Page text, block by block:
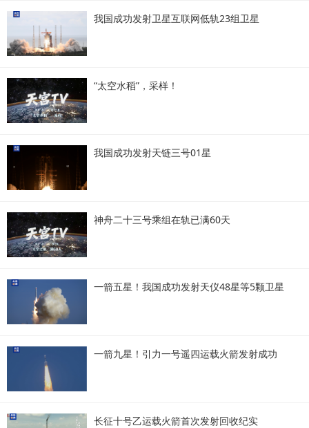
我国成功发射卫星互联网低轨23组卫星
“太空水稻”，采样！
我国成功发射天链三号01星
神舟二十三号乘组在轨已满60天
一箭五星！我国成功发射天仪48星等5颗卫星
一箭九星！引力一号遥四运载火箭发射成功
长征十号乙运载火箭首次发射回收纪实